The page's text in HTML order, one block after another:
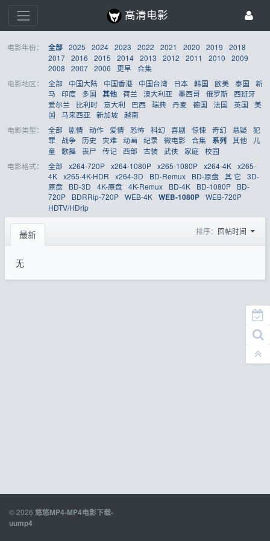
高清电影
电影年份： 全部 2025 2024 2023 2022 2021 2020 2019
2018
2017 2016 2015 2014 2013 2012 2011 2010
2009
2008
2007 2006 更早 合集
电影地区：
全部 中国大陆 中国香港 中国台湾 日本 韩国 欧美 泰国
新
马
印度 多国 其他 荷兰 澳大利亚 墨西哥 俄罗斯 西班牙
爱尔兰
比利时 意大利 巴西 瑞典 丹麦 德国 法国 英国
美
国
马来西亚 新加坡 越南
电影类型：
全部 剧情 动作 爱情 恐怖 科幻 喜剧 惊悚 奇幻 悬疑 犯
罪
战争 历史 灾难 动画 纪录 微电影 合集 系列 其他
儿
童 歌舞 丧尸 传记 西部 古装 武侠 家庭 校园
电影格式：
全部 x264-720P x264-1080P x265-1080P x264-4K x265-
4K x265-4K-HDR x264-3D BD-Remux BD-原盘 其 它
3D-
原盘
BD-3D 4K-原盘 4K-Remux BD-4K BD-1080P
BD-
720P
BDRRip-720P WEB-4K WEB-1080P WEB-720P
HDTV/HDrip
最新 排序： 回帖时间
无
© 2026 悠悠MP4-MP4电影下载-
uump4